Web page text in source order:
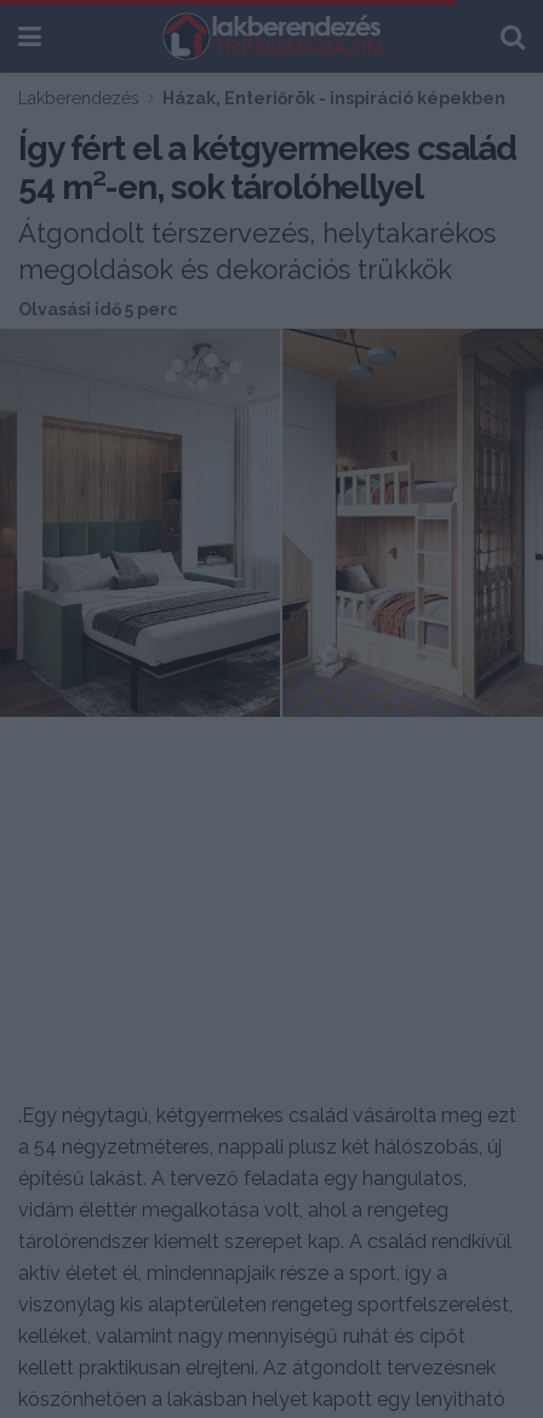
Lakberendezés Házak, Enteriőrök - inspiráció képekben
Így fért el a kétgyermekes család
54 m²-en, sok tárolóhellyel
Átgondolt térszervezés, helytakarékos
megoldások és dekorációs trükkök
Olvasási idő 5 perc
.Egy négytagú, kétgyermekes család vásárolta meg ezt
a 54 négyzetméteres, nappali plusz két hálószobás, új
építésű lakást. A tervező feladata egy hangulatos,
vidám élettér megalkotása volt, ahol a rengeteg
tárolórendszer kiemelt szerepet kap. A család rendkívül
aktív életet él, mindennapjaik része a sport, így a
viszonylag kis alapterületen rengeteg sportfelszerelést,
kelléket, valamint nagy mennyiségű ruhát és cipőt
kellett praktikusan elrejteni. Az átgondolt tervezésnek
köszönhetően a lakásban helyet kapott egy lenyitható